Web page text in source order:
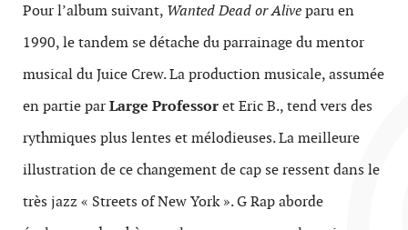
Pour l’album suivant, Wanted Dead or Aliveparu en
1990, le tandem se détache du parrainage du mentor
musical du Juice Crew. La production musicale, assumée
en partie parLarge Professoret Eric B., tend vers des
rythmiques plus lentes et mélodieuses. La meilleure
illustration de ce changement de cap se ressent dans le
très jazz « Streets of New York ». G Rap aborde